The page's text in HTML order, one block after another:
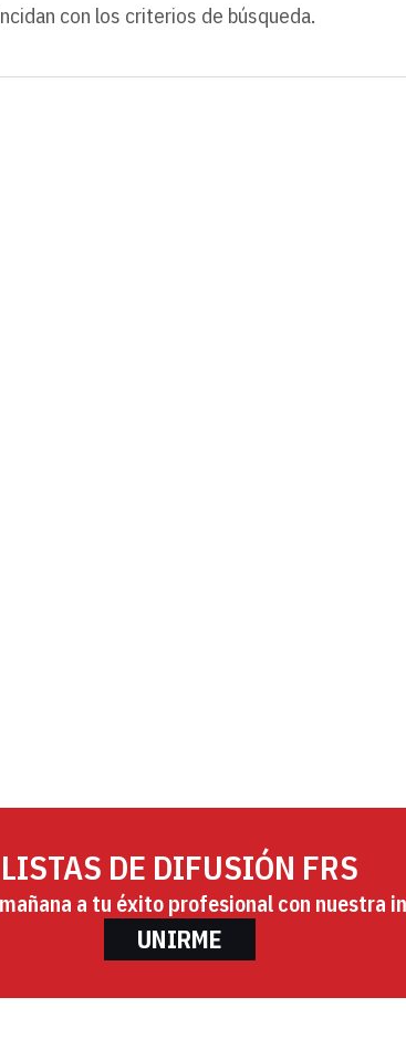
con los criterios de búsqueda.
LISTAS DE DIFUSIÓN FRS
a tu éxito profesional con nuestra
UNIRME